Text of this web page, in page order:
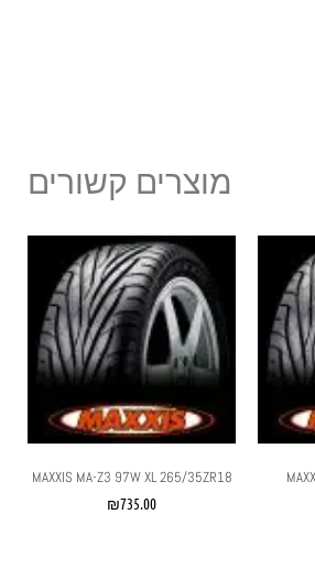
מוצרים קשורים
MAXXIS MA-Z3 97W XL 265/35ZR18
₪735.00